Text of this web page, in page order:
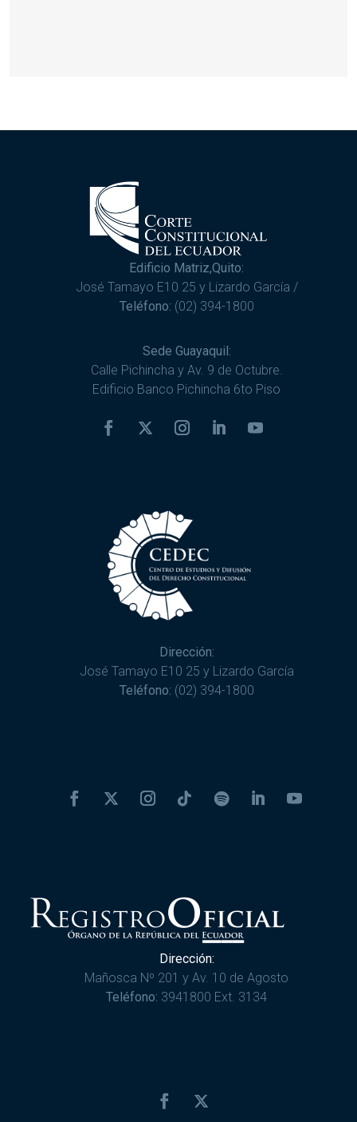
Edificio Matriz,Quito:
José Tamayo E10 25 y Lizardo García /
Teléfono: (02) 394-1800
Sede Guayaquil:
Calle Pichincha y Av. 9 de Octubre.
Edificio Banco Pichincha 6to Piso
Dirección:
José Tamayo E10 25 y Lizardo García
Teléfono: (02) 394-1800
Dirección:
Mañosca Nº 201 y Av. 10 de Agosto
Teléfono: 3941800 Ext. 3134